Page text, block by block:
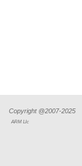
Copyright @2007-2025
ARM Llc